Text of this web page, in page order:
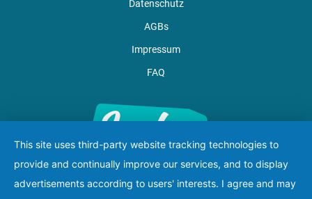
Datenschutz
AGBs
Impressum
FAQ
This site uses third-party website tracking technologies to
provide and continually improve our services, and to display
advertisements according to users' interests. I agree and may